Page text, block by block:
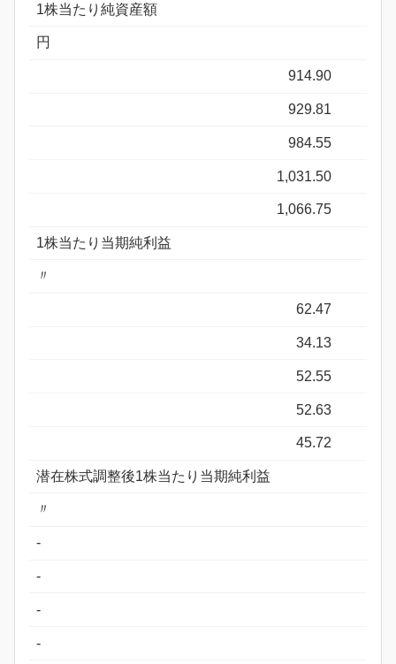
1株当たり純資産額
円
914.90
929.81
984.55
1,031.50
1,066.75
1株当たり当期純利益
〃
62.47
34.13
52.55
52.63
45.72
潜在株式調整後1株当たり当期純利益
〃
-
-
-
-